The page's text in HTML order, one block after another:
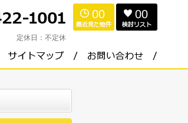
定休日： 不定休
00 00